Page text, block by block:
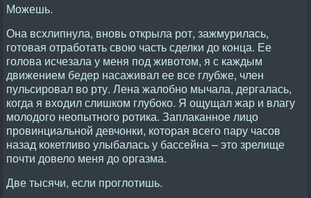
Можешь.
Она всхлипнула, вновь открыла рот, зажмурилась,
готовая отработать свою часть сделки до конца. Ее
голова исчезала у меня под животом, я с каждым
движением бедер насаживал ее все глубже, член
пульсировал во рту. Лена жалобно мычала, дергалась,
когда я входил слишком глубоко. Я ощущал жар и влагу
молодого неопытного ротика. Заплаканное лицо
провинциальной девчонки, которая всего пару часов
назад кокетливо улыбалась у бассейна – это зрелище
почти довело меня до оргазма.
Две тысячи, если проглотишь.